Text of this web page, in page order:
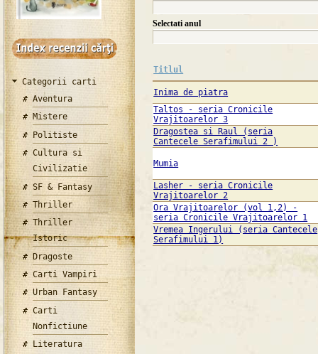
Categorii carti
Aventura
Mistere
Politiste
Cultura si
Civilizatie
SF & Fantasy
Thriller
Thriller
Istoric
Dragoste
Carti Vampiri
Urban Fantasy
Carti
Nonfictiune
Literatura
Selectati anul
Titlul
Inima de piatra
Taltos - seria Cronicile
Vrajitoarelor 3
Dragostea si Raul (seria
Cantecele Serafimului 2 )
Mumia
Lasher - seria Cronicile
Vrajitoarelor 2
Ora Vrajitoarelor (vol 1,2) -
seria Cronicile Vrajitoarelor 1
Vremea Ingerului (seria Cantecele
Serafimului 1)